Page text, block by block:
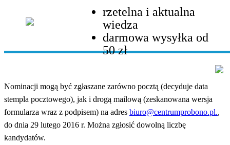
rzetelna i aktualna
wiedza
darmowa wysyłka od
50 zł
Nominacji mogą być zgłaszane zarówno pocztą (decyduje data
stempla pocztowego), jak i drogą mailową (zeskanowana wersja
formularza wraz z podpisem) na adres biuro@centrumprobono.pl.,
do dnia 29 lutego 2016 r. Można zgłosić dowolną liczbę
kandydatów.